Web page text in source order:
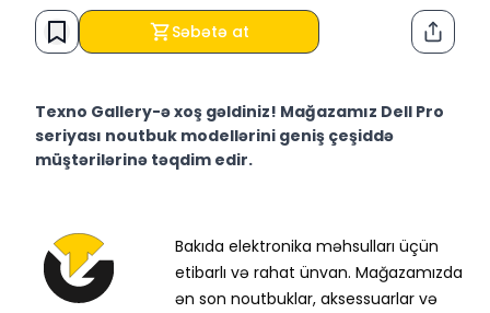
Səbətə at
Texno Gallery-ə xoş gəldiniz! Mağazamız Dell Pro
seriyası noutbuk modellərini geniş çeşiddə
müştərilərinə təqdim edir.
kompüter elektronikası mağazasıdır.
Mağazamız ilə üzbəüz yerləşən Servis Mərkəzimiz
müştərilərimizə yerində və sürətli servis xidməti
Bakıda elektronika məhsulları üçün
etibarlı və rahat ünvan. Mağazamızda
ən son noutbuklar, aksessuarlar və